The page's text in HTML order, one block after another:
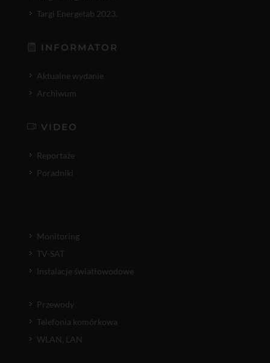
Targi Energetab 2023.
INFORMATOR
Aktualne wydanie
Archiwum
VIDEO
Reportaże
Poradniki
Monitoring
TV-SAT
Instalacje światłowodowe
Przewody
Telefonia komórkowa
WLAN, LAN